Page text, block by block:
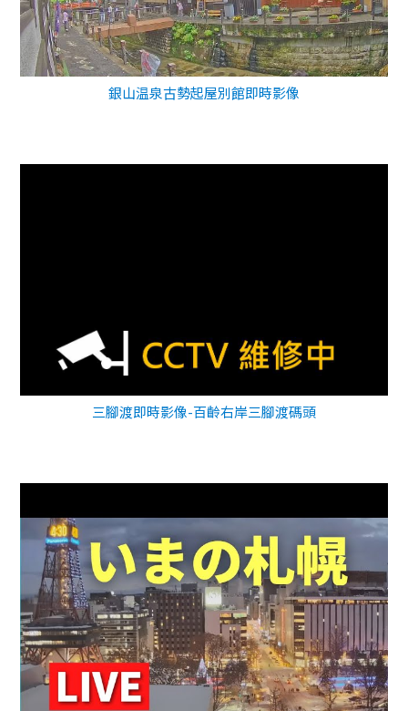
銀山温泉古勢起屋別館即時影像
三腳渡即時影像-百齡右岸三腳渡碼頭